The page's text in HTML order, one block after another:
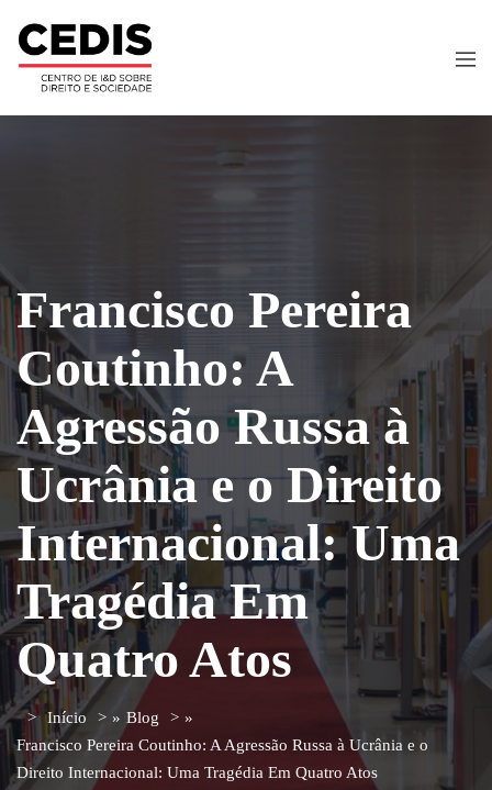
Francisco Pereira
Coutinho: A
Agressão Russa à
Ucrânia e o Direito
Internacional: Uma
Tragédia Em
Quatro Atos
Início » Blog
»
Francisco Pereira Coutinho: A Agressão Russa à Ucrânia e o
Direito Internacional: Uma Tragédia Em Quatro Atos